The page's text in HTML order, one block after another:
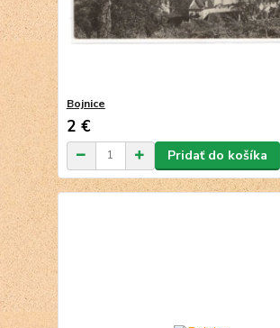
Bojnice
2 €
Pridať do košíka